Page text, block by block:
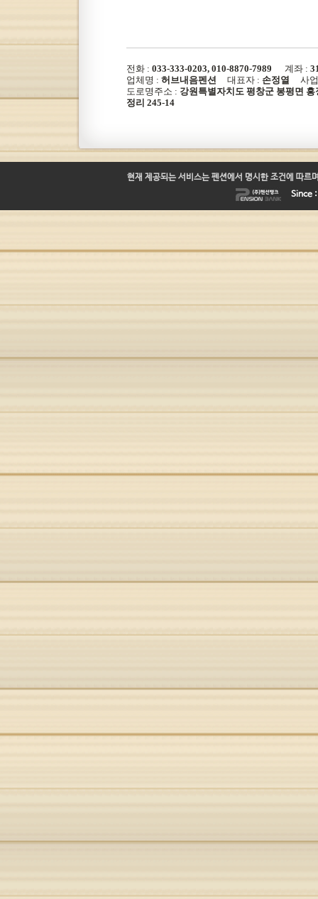
전화 : 033-333-0203, 010-8870-7989 계좌 :
업체명 : 허브내음펜션 대표자 : 손정열
사업
도로명주소 : 강원특별자치도 평창군 봉평면
정리 245-14
현재 제공되는 서비스는 펜션에서 명시한 조건에 따르
Since